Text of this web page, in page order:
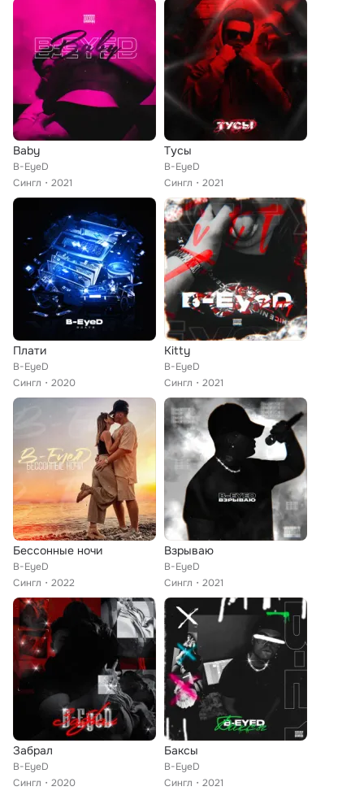
Baby
B-EyeD
Сингл
2021
Тусы
B-EyeD
Сингл
2021
Плати
B-EyeD
Сингл
2020
Kitty
B-EyeD
Сингл
2021
Бессонные ночи
B-EyeD
Сингл
2022
Взрываю
B-EyeD
Сингл
2021
Забрал
B-EyeD
Сингл
2020
Баксы
B-EyeD
Сингл
2021